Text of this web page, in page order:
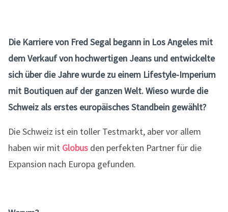
Die Karriere von Fred Segal begann in Los Angeles mit
dem Verkauf von hochwertigen Jeans und entwickelte
sich über die Jahre wurde zu einem Lifestyle-Imperium
mit Boutiquen auf der ganzen Welt. Wieso wurde die
Schweiz als erstes europäisches Standbein gewählt?
Die Schweiz ist ein toller Testmarkt, aber vor allem
haben wir mit Globus den perfekten Partner für die
Expansion nach Europa gefunden.